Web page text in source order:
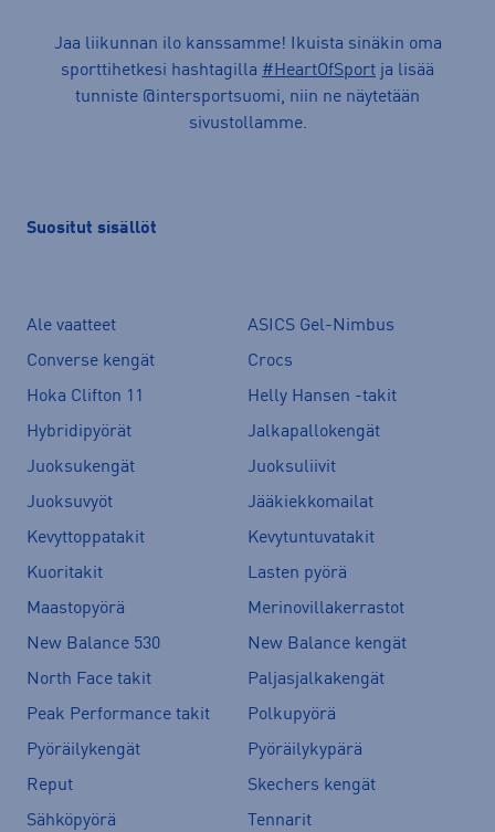
Jaa liikunnan ilo kanssamme! Ikuista sinäkin oma
sporttihetkesi hashtagilla #HeartOfSport ja lisää
tunniste @intersportsuomi, niin ne näytetään
sivustollamme.
Suositut sisällöt
Ale vaatteet
ASICS Gel-Nimbus
Converse kengät
Crocs
Hoka Clifton 11
Helly Hansen -takit
Hybridipyörät
Jalkapallokengät
Juoksukengät
Juoksuliivit
Juoksuvyöt
Jääkiekkomailat
Kevyttoppatakit
Kevytuntuvatakit
Kuoritakit
Lasten pyörä
Maastopyörä
Merinovillakerrastot
New Balance 530
New Balance kengät
North Face takit
Paljasjalkakengät
Peak Performance takit
Polkupyörä
Pyöräilykengät
Pyöräilykypärä
Reput
Skechers kengät
Sähköpyörä
Tennarit